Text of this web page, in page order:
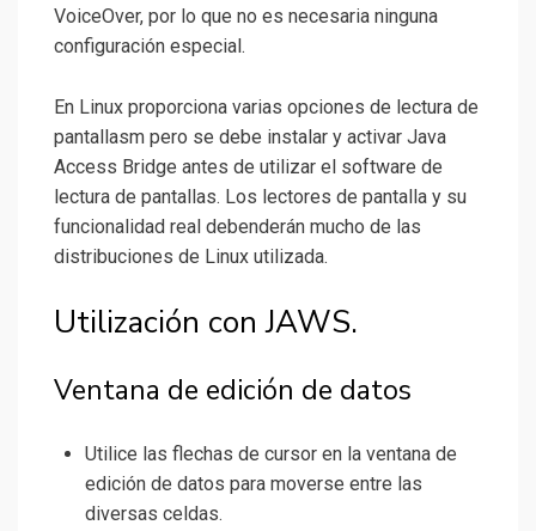
VoiceOver, por lo que no es necesaria ninguna
configuración especial.
En Linux proporciona varias opciones de lectura de
pantallasm pero se debe instalar y activar Java
Access Bridge antes de utilizar el software de
lectura de pantallas. Los lectores de pantalla y su
funcionalidad real debenderán mucho de las
distribuciones de Linux utilizada.
Utilización con JAWS.
Ventana de edición de datos
Utilice las flechas de cursor en la ventana de
edición de datos para moverse entre las
diversas celdas.